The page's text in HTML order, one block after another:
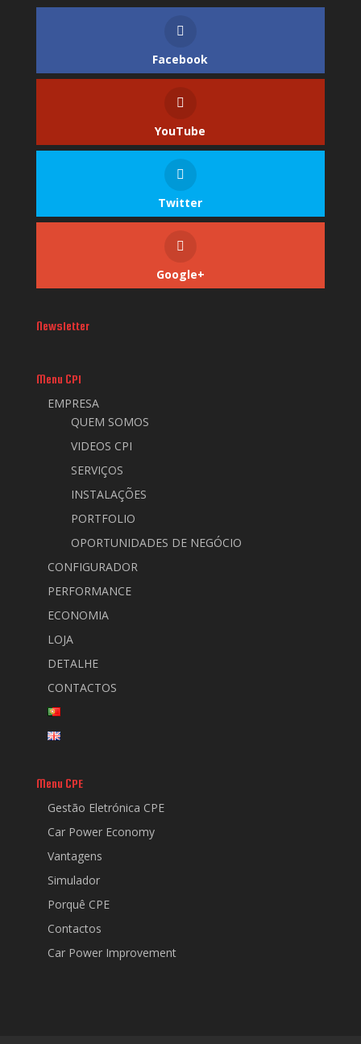
Facebook
YouTube
Twitter
Google+
Newsletter
Menu CPI
EMPRESA
QUEM SOMOS
VIDEOS CPI
SERVIÇOS
INSTALAÇÕES
PORTFOLIO
OPORTUNIDADES DE NEGÓCIO
CONFIGURADOR
PERFORMANCE
ECONOMIA
LOJA
DETALHE
CONTACTOS
Menu CPE
Gestão Eletrónica CPE
Car Power Economy
Vantagens
Simulador
Porquê CPE
Contactos
Car Power Improvement